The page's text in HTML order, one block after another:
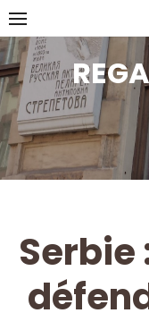
Skip
to
content
Serbie